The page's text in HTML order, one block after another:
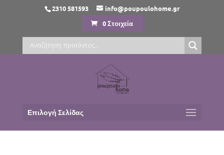
2310 581593
info@poupoulohome.gr
0 Στοιχεία
Επιλογή Σελίδας